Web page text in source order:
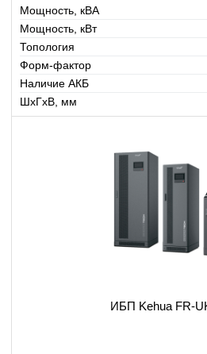
Мощность, кВА
Мощность, кВт
Топология
Форм-фактор
Наличие АКБ
ШхГхВ, мм
ИБП Kehua FR-